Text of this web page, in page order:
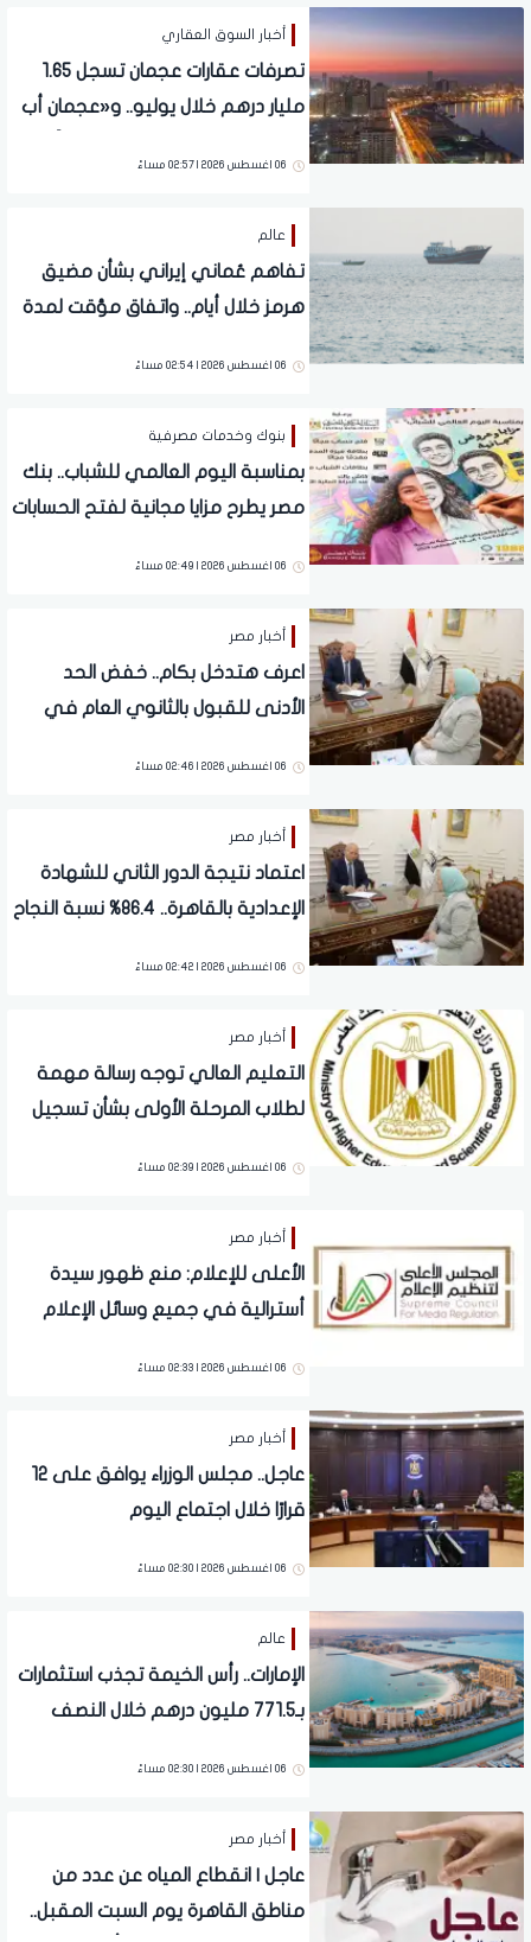
أخبار السوق العقاري
تصرفات عقارات عجمان تسجل 1.65
مليار درهم خلال يوليو.. و«عجمان أب
06 اغسطس 2026 | 02:57 مساءً
عالم
تفاهم عُماني إيراني بشأن مضيق
هرمز خلال أيام.. واتفاق مؤقت لمدة
06 اغسطس 2026 | 02:54 مساءً
بنوك وخدمات مصرفية
بمناسبة اليوم العالمي للشباب.. بنك
مصر يطرح مزايا مجانية لفتح الحسابات
06 اغسطس 2026 | 02:49 مساءً
أخبار مصر
اعرف هتدخل بكام.. خفض الحد
الأدنى للقبول بالثانوي العام في
06 اغسطس 2026 | 02:46 مساءً
أخبار مصر
اعتماد نتيجة الدور الثاني للشهادة
الإعدادية بالقاهرة.. 86.4% نسبة النجاح
06 اغسطس 2026 | 02:42 مساءً
أخبار مصر
التعليم العالي توجه رسالة مهمة
لطلاب المرحلة الأولى بشأن تسجيل
06 اغسطس 2026 | 02:39 مساءً
أخبار مصر
الأعلى للإعلام: منع ظهور سيدة
أسترالية في جميع وسائل الإعلام
06 اغسطس 2026 | 02:33 مساءً
أخبار مصر
عاجل.. مجلس الوزراء يوافق على 12
قرارًا خلال اجتماع اليوم
06 اغسطس 2026 | 02:30 مساءً
عالم
الإمارات.. رأس الخيمة تجذب استثمارات
بـ771.5 مليون درهم خلال النصف
06 اغسطس 2026 | 02:30 مساءً
أخبار مصر
عاجل | انقطاع المياه عن عدد من
مناطق القاهرة يوم السبت المقبل..